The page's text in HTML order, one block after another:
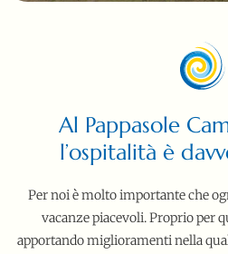
Al Pappasole
l’ospitalità è
Per noi è molto importante che
vacanze piacevoli. Proprio per
apportando miglioramenti nella